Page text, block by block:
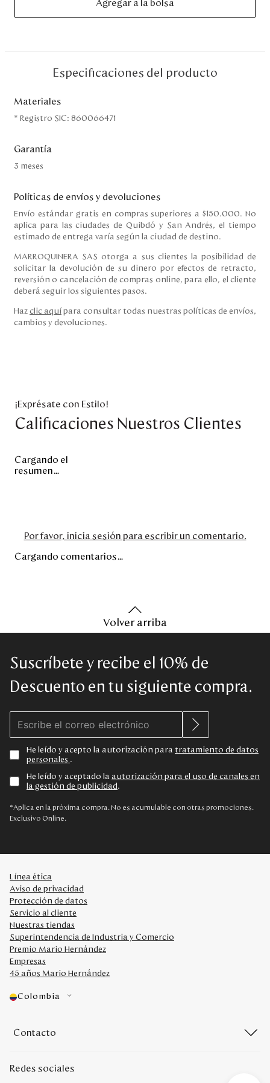
Servicio al cliente
Nuestras Tiendas
Costa Rica
Panamá
USA
Venezuela
Agregar a la bolsa
Especificaciones del producto
Materiales
* Registro SIC: 860066471
Garantía
3 meses
Políticas de envíos y devoluciones
Envío estándar gratis en compras superiores a $150.000. No
aplica para las ciudades de Quibdó y San Andrés, el tiempo
estimado de entrega varía según la ciudad de destino.
MARROQUINERA SAS otorga a sus clientes la posibilidad de
solicitar la devolución de su dinero por efectos de retracto,
reversión o cancelación de compras online, para ello, el cliente
deberá seguir los siguientes pasos.
Haz clic aquí para consultar todas nuestras políticas de envíos,
cambios y devoluciones.
¡Exprésate con Estilo!
Calificaciones Nuestros Clientes
Cargando el
resumen…
Por favor, inicia sesión para escribir un comentario.
Cargando comentarios…
Volver arriba
Suscríbete y recibe el 10% de
Descuento en tu siguiente compra.
He leído y acepto la autorización para tratamiento de datos
personales .
He leído y aceptado la autorización para el uso de canales en
la gestión de publicidad .
*Aplica en la próxima compra. No es acumulable con otras promociones.
Exclusivo Online.
Línea ética
Aviso de privacidad
Protección de datos
Servicio al cliente
Nuestras tiendas
Superintendencia de Industria y Comercio
Premio Mario Hernández
Empresas
45 años Mario Hernández
Colombia
Contacto
Redes sociales